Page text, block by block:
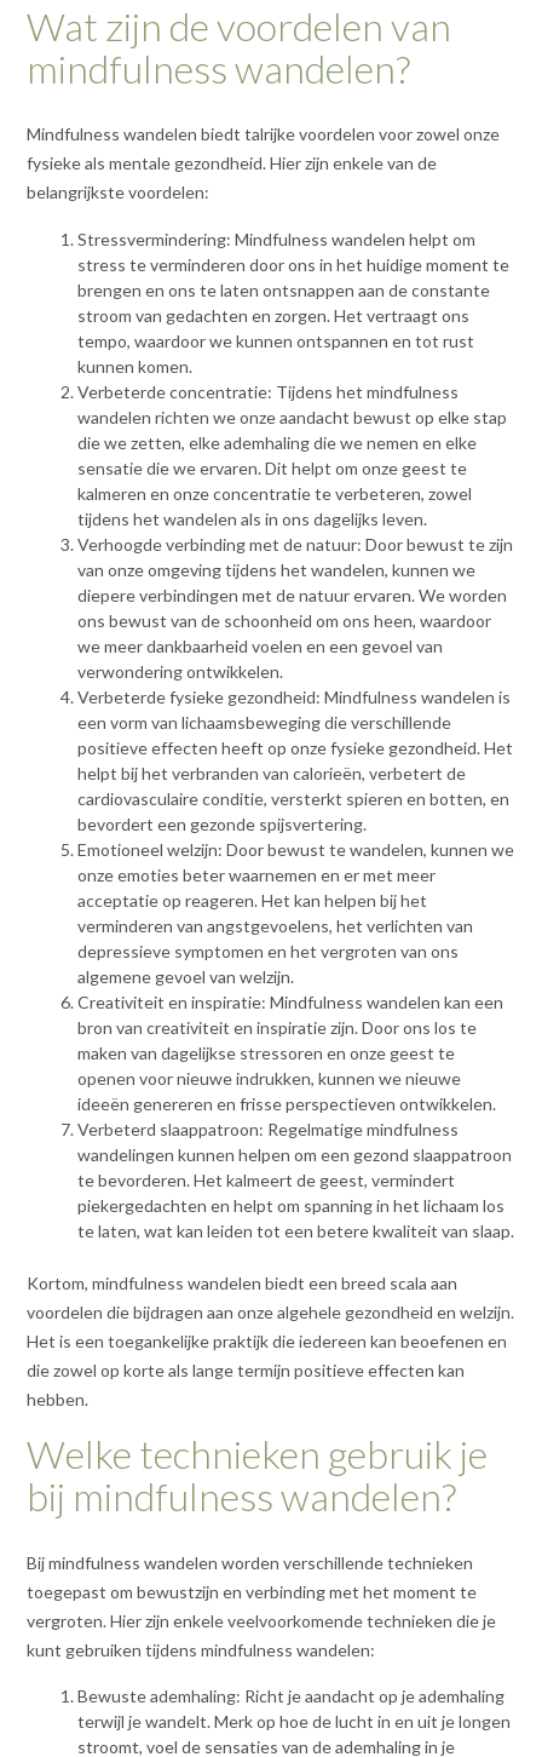
Wat zijn de voordelen van
mindfulness wandelen?
Mindfulness wandelen biedt talrijke voordelen voor zowel onze
fysieke als mentale gezondheid. Hier zijn enkele van de
belangrijkste voordelen:
Stressvermindering: Mindfulness wandelen helpt om
stress te verminderen door ons in het huidige moment te
brengen en ons te laten ontsnappen aan de constante
stroom van gedachten en zorgen. Het vertraagt ons
tempo, waardoor we kunnen ontspannen en tot rust
kunnen komen.
Verbeterde concentratie: Tijdens het mindfulness
wandelen richten we onze aandacht bewust op elke stap
die we zetten, elke ademhaling die we nemen en elke
sensatie die we ervaren. Dit helpt om onze geest te
kalmeren en onze concentratie te verbeteren, zowel
tijdens het wandelen als in ons dagelijks leven.
Verhoogde verbinding met de natuur: Door bewust te zijn
van onze omgeving tijdens het wandelen, kunnen we
diepere verbindingen met de natuur ervaren. We worden
ons bewust van de schoonheid om ons heen, waardoor
we meer dankbaarheid voelen en een gevoel van
verwondering ontwikkelen.
Verbeterde fysieke gezondheid: Mindfulness wandelen is
een vorm van lichaamsbeweging die verschillende
positieve effecten heeft op onze fysieke gezondheid. Het
helpt bij het verbranden van calorieën, verbetert de
cardiovasculaire conditie, versterkt spieren en botten, en
bevordert een gezonde spijsvertering.
Emotioneel welzijn: Door bewust te wandelen, kunnen we
onze emoties beter waarnemen en er met meer
acceptatie op reageren. Het kan helpen bij het
verminderen van angstgevoelens, het verlichten van
depressieve symptomen en het vergroten van ons
algemene gevoel van welzijn.
Creativiteit en inspiratie: Mindfulness wandelen kan een
bron van creativiteit en inspiratie zijn. Door ons los te
maken van dagelijkse stressoren en onze geest te
openen voor nieuwe indrukken, kunnen we nieuwe
ideeën genereren en frisse perspectieven ontwikkelen.
Verbeterd slaappatroon: Regelmatige mindfulness
wandelingen kunnen helpen om een gezond slaappatroon
te bevorderen. Het kalmeert de geest, vermindert
piekergedachten en helpt om spanning in het lichaam los
te laten, wat kan leiden tot een betere kwaliteit van slaap.
Kortom, mindfulness wandelen biedt een breed scala aan
voordelen die bijdragen aan onze algehele gezondheid en welzijn.
Het is een toegankelijke praktijk die iedereen kan beoefenen en
die zowel op korte als lange termijn positieve effecten kan
hebben.
Welke technieken gebruik je
bij mindfulness wandelen?
Bij mindfulness wandelen worden verschillende technieken
toegepast om bewustzijn en verbinding met het moment te
vergroten. Hier zijn enkele veelvoorkomende technieken die je
kunt gebruiken tijdens mindfulness wandelen:
Bewuste ademhaling: Richt je aandacht op je ademhaling
terwijl je wandelt. Merk op hoe de lucht in en uit je longen
stroomt, voel de sensaties van de ademhaling in je